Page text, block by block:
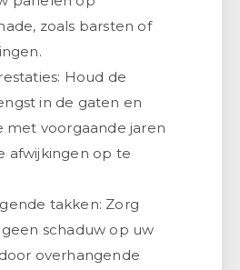
zoals barsten of
Houd de
in de gaten en
met voorgaande jaren
afwijkingen op te
takken: Zorg
schaduw op uw
overhangende